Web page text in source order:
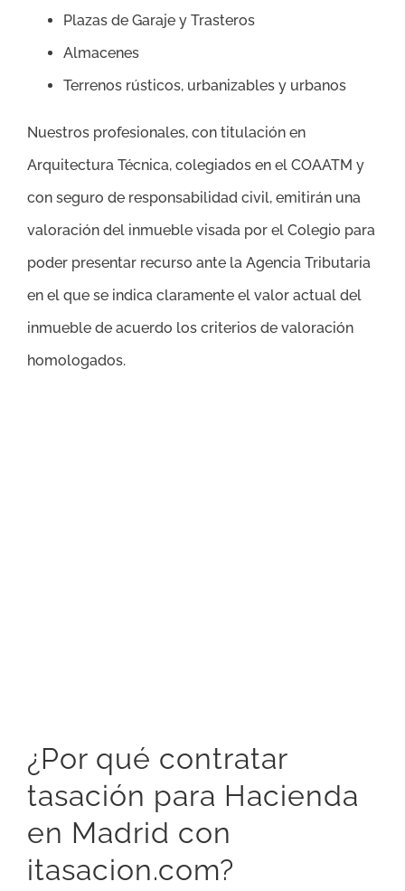
Plazas de Garaje y Trasteros
Almacenes
Terrenos rústicos, urbanizables y urbanos
Nuestros profesionales, con titulación en
Arquitectura Técnica, colegiados en el COAATM y
con seguro de responsabilidad civil, emitirán una
valoración del inmueble visada por el Colegio para
poder presentar recurso ante la Agencia Tributaria
en el que se indica claramente el valor actual del
inmueble de acuerdo los criterios de valoración
homologados.
¿Por qué contratar
tasación para Hacienda
en Madrid con
itasacion.com?